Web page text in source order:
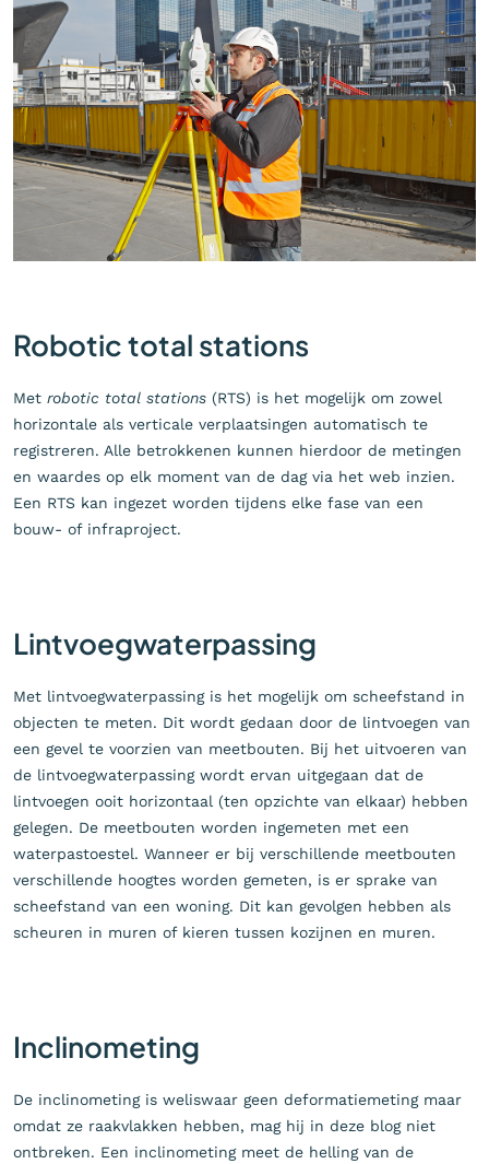
Robotic total stations
Met robotic total stations (RTS) is het mogelijk om zowel
horizontale als verticale verplaatsingen automatisch te
registreren. Alle betrokkenen kunnen hierdoor de metingen
en waardes op elk moment van de dag via het web inzien.
Een RTS kan ingezet worden tijdens elke fase van een
bouw- of infraproject.
Lintvoegwaterpassing
Met lintvoegwaterpassing is het mogelijk om scheefstand in
objecten te meten. Dit wordt gedaan door de lintvoegen van
een gevel te voorzien van meetbouten. Bij het uitvoeren van
de lintvoegwaterpassing wordt ervan uitgegaan dat de
lintvoegen ooit horizontaal (ten opzichte van elkaar) hebben
gelegen. De meetbouten worden ingemeten met een
waterpastoestel. Wanneer er bij verschillende meetbouten
verschillende hoogtes worden gemeten, is er sprake van
scheefstand van een woning. Dit kan gevolgen hebben als
scheuren in muren of kieren tussen kozijnen en muren.
Inclinometing
De inclinometing is weliswaar geen deformatiemeting maar
omdat ze raakvlakken hebben, mag hij in deze blog niet
ontbreken. Een inclinometing meet de helling van de